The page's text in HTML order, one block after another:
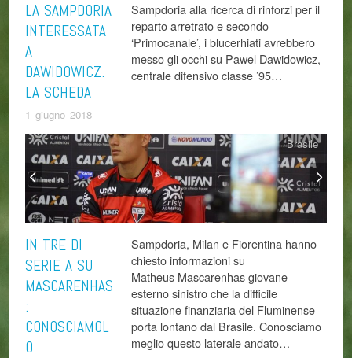
LA SAMPDORIA
INTERESSATA
A
DAWIDOWICZ.
LA SCHEDA
1 giugno 2018
Sampdoria alla ricerca di rinforzi per il
reparto arretrato e secondo
‘Primocanale’, i blucerhiati avrebbero
messo gli occhi su Pawel Dawidowicz,
centrale difensivo classe ’95…
IN TRE DI
SERIE A SU
MASCARENHAS
:
CONOSCIAMOL
O
Brasile
Sampdoria, Milan e Fiorentina hanno
chiesto informazioni su
Matheus Mascarenhas giovane
esterno sinistro che la difficile
situazione finanziaria del Fluminense
porta lontano dal Brasile. Conosciamo
meglio questo laterale andato…